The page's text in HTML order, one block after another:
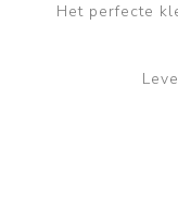
Het perfecte